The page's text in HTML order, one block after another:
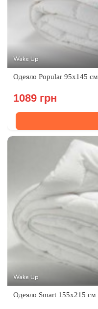
Wake Up
Одеяло Popular 95х145 см
1089 грн
Wake Up
Одеяло Smart 155x215 см